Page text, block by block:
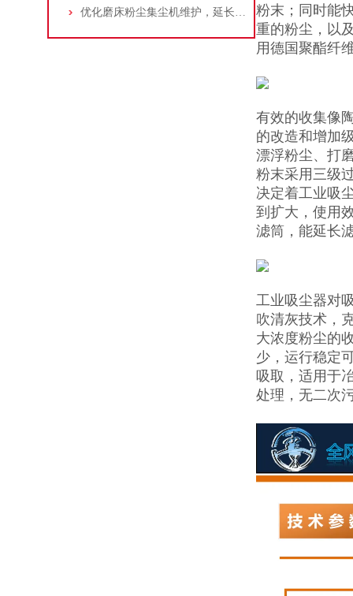
优化磨床粉尘集尘机维护，延长设备寿命
粉末；同时能
重的粉尘，以
用德国聚酯纤
有效的收集像
的改造和增加
漂浮粉尘、打
粉末采用三级
决定着工业吸
到扩大，使用
滤筒，能延长
工业吸尘器对
吹清灰技术，
大浓度粉尘的
少，运行稳定
吸取，适用于
处理，无二次